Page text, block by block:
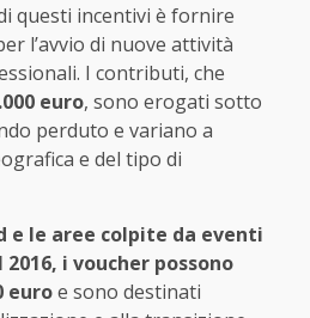
questi incentivi è fornire
l’avvio di nuove attività
I contributi, che
euro, sono erogati sotto
perduto e variano a
e del tipo di
e le aree colpite da eventi
i voucher possono
euroe sono destinati